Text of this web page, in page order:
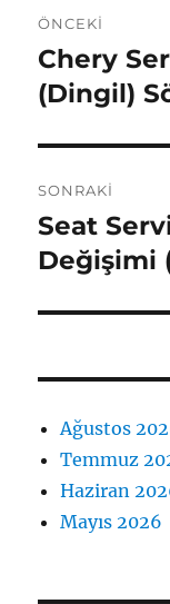
ÖNCEKI
Önceki
yazı:
Chery
(Dingil)
SONRAKI
Sonraki
yazı:
Seat
Değişimi
Ağustos
Temmuz
Haziran
Mayıs 2026